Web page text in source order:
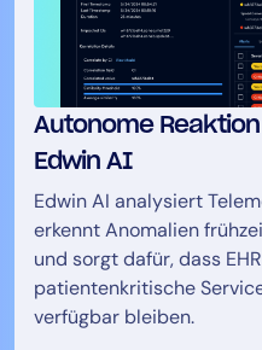
Autonome
Edwin AI
Edwin AI analysiert
erkennt Anomalien
und sorgt dafür, dass
patientenkritische
verfügbar bleiben.